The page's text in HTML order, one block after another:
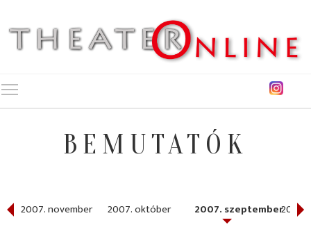
BEMUTATÓK
2007. november 2007. október 2007. szeptember2007.